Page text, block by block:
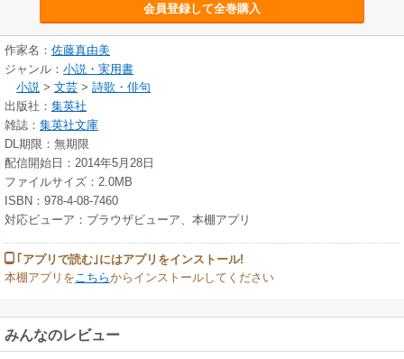
会員登録して全巻購入
作家名： 佐藤真由美
ジャンル： 小説・実用書
小説 > 文芸 > 詩歌・俳句
出版社： 集英社
雑誌： 集英社文庫
DL期限：無期限
配信開始日：2014年5月28日
ファイルサイズ：2.0MB
ISBN：978-4-08-7460
対応ビューア：ブラウザビューア、本棚アプリ
｢アプリで読む｣にはアプリをインストール!
本棚アプリを こちらからインストールしてください
みんなのレビュー